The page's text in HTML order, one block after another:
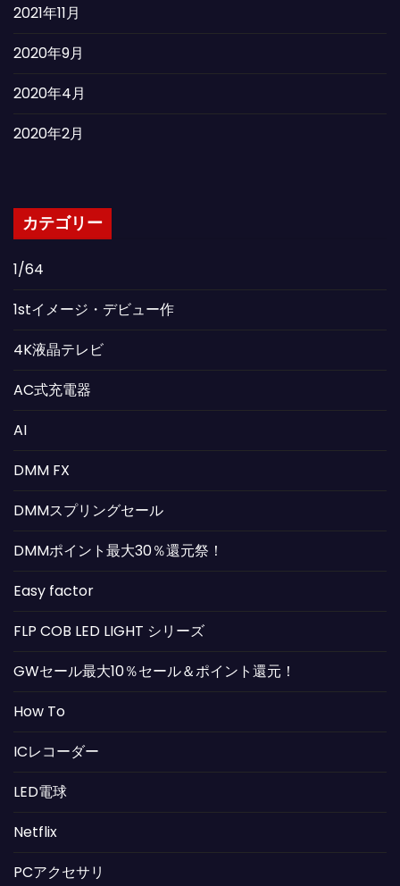
2021年11月
2020年9月
2020年4月
2020年2月
カテゴリー
1/64
1stイメージ・デビュー作
4K液晶テレビ
AC式充電器
AI
DMM FX
DMMスプリングセール
DMMポイント最大30％還元祭！
Easy factor
FLP COB LED LIGHT シリーズ
GWセール最大10％セール＆ポイント還元！
How To
ICレコーダー
LED電球
Netflix
PCアクセサリ